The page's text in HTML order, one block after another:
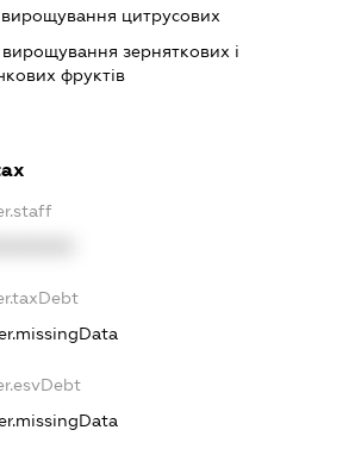
вирощування цитрусових
вирощування зерняткових і
фруктів